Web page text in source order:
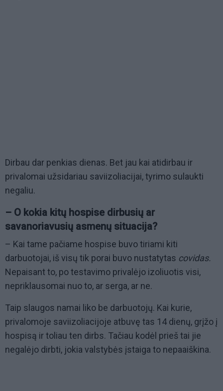
Dirbau dar penkias dienas. Bet jau kai atidirbau ir
privalomai užsidariau saviizoliacijai, tyrimo sulaukti
negaliu.
– O kokia kitų hospise dirbusių ar
savanoriavusių asmenų situacija?
– Kai tame pačiame hospise buvo tiriami kiti
darbuotojai, iš visų tik porai buvo nustatytas covidas.
Nepaisant to, po testavimo privalėjo izoliuotis visi,
nepriklausomai nuo to, ar serga, ar ne.
Taip slaugos namai liko be darbuotojų. Kai kurie,
privalomoje saviizoliacijoje atbuvę tas 14 dienų, grįžo į
hospisą ir toliau ten dirbs. Tačiau kodėl prieš tai jie
negalėjo dirbti, jokia valstybės įstaiga to nepaaiškina.